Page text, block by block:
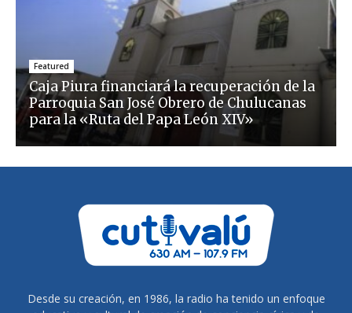
Featured
Caja Piura financiará la recuperación de la
Parroquia San José Obrero de Chulucanas
para la «Ruta del Papa León XIV»
Desde su creación, en 1986, la radio ha tenido un enfoque